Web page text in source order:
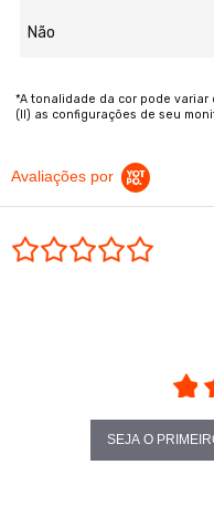
Não
*A tonalidade da cor pode
(II) as configurações de seu
Avaliações por
SEJA O